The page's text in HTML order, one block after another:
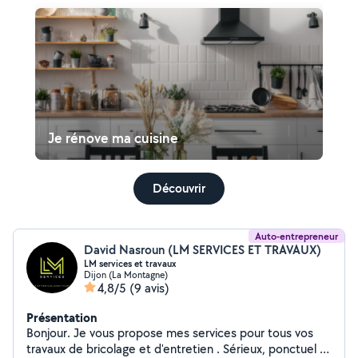
Je rénove ma cuisine
Découvrir
Auto-entrepreneur
David Nasroun (LM SERVICES ET TRAVAUX)
LM services et travaux
Dijon (La Montagne)
4,8/5 (9 avis)
Présentation
Bonjour. Je vous propose mes services pour tous vos
travaux de bricolage et d'entretien . Sérieux, ponctuel et